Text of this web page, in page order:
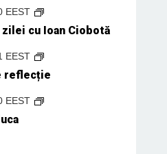
EEST
zilei cu Ioan Ciobotă
EEST
reflecție
EEST